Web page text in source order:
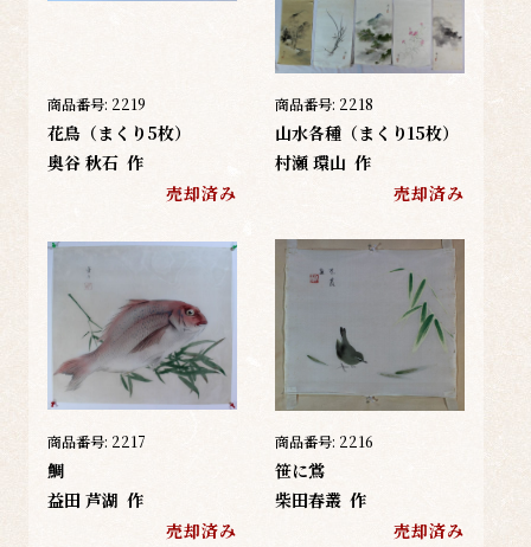
商品番号: 2219
花鳥（まくり5枚）
奥谷 秋石 作
売却済み
商品番号: 2218
山水各種（まくり15枚）
村瀬 環山 作
売却済み
商品番号: 2217
鯛
益田 芦湖 作
売却済み
商品番号: 2216
笹に鴬
柴田春叢 作
売却済み